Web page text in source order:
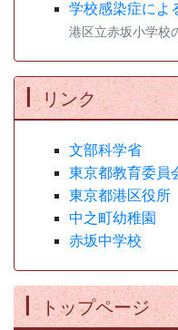
学校感染症によ
港区立赤坂小学校
リンク
文部科学省
東京都教育委員
東京都港区役所
中之町幼稚園
赤坂中学校
トップページ